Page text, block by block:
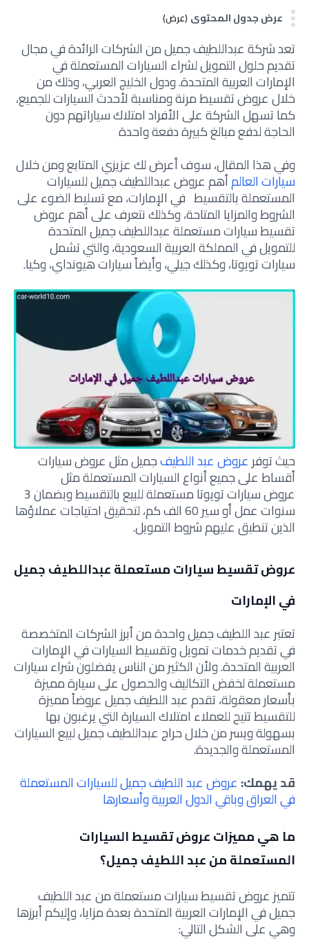
عرض جدول المحتوى (عرض)
تعد شركة عبداللطيف جميل من الشركات الرائدة في مجال
تقديم حلول التمويل لشراء السيارات المستعملة في
الإمارات العربية المتحدة. ودول الخليج العربي، وذلك من
خلال عروض تقسيط مرنة ومناسبة لأحدث السيارات للجميع،
كما تسهل الشركة على الأفراد امتلاك سياراتهم دون
الحاجة لدفع مبالغ كبيرة دفعة واحدة
وفي هذا المقال، سوف أعرض لك عزيزي المتابع ومن خلال
سيارات العالمأهمعروض عبداللطيف جميل للسيارات
المستعملة بالتقسيط في الإمارات، مع تسليط الضوء على
الشروط والمزايا المتاحة، وكذلك نتعرف على أهم عروض
تقسيط سيارات مستعملة عبداللطيف جميل المتحدة
للتمويل في المملكة العربية السعودية، والتي تشمل
سيارات تويوتا، وكذلك جيلي، وأيضاً سيارات هيونداي، وكيا.
حيث توفرعروض عبد اللطيفجميل مثل عروض سيارات
أقساط على جميع أنواع السيارات المستعملة مثل
عروضسيارات تويوتا مستعملة للبيع بالتقسيط و بضمان 3
سنوات عمل أو سير 60 الف كم، لتحقيق احتياجات عملاؤها
الذين تنطبق عليهم شروط التمويل.
عروض تقسيط سيارات مستعملة عبداللطيف جميل
في الإمارات
تعتبر عبد اللطيف جميل واحدة من أبرز الشركات المتخصصة
في تقديم خدمات تمويل وتقسيط السيارات في الإمارات
العربية المتحدة. ولأن الكثير من الناس يفضلون شراء سيارات
مستعملة لخفض التكاليف والحصول على سيارة مميزة
بأسعار معقولة، تقدم عبد اللطيف جميل عروضاً مميزة
للتقسيط تتيح للعملاء امتلاك السيارة التي يرغبون بها
بسهولة ويسرمن خلال حراج عبداللطيف جميل لبيع السيارات
المستعملة والجديدة.
قد يهمك: عروض عبد اللطيف جميل للسيارات المستعملة
في العراق وباقي الدول العربية وأسعارها
ما هي مميزات عروض تقسيط السيارات
المستعملة من عبد اللطيف جميل؟
تتميز عروض تقسيط سيارات مستعملة من عبد اللطيف
جميل في الإمارات العربية المتحدة بعدة مزايا، وإليكم أبرزها
وهي على الشكل التالي: